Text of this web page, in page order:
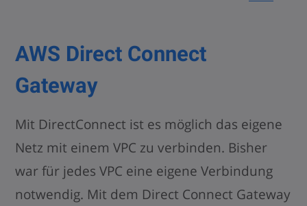
AWS Direct Connect
Gateway
Mit DirectConnect ist es möglich das eigene
Netz mit einem VPC zu verbinden. Bisher
war für jedes VPC eine eigene Verbindung
notwendig. Mit dem Direct Connect Gateway